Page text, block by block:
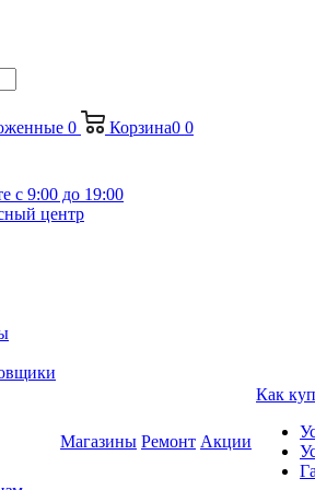
0 Корзина0 0
с 9:00 до 19:00
центр
Магазины Ремонт Акции
Как